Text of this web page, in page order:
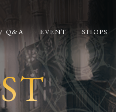
Q&A EVENT SHOPS